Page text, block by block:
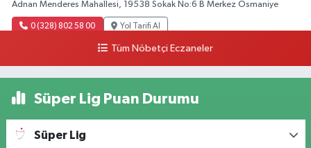
Adnan Menderes Mahallesi, 19538 Sokak No:6 B Merkez Osmaniye
0 (328) 802 58 00 Yol Tarifi Al
Tüm Nöbetçi Eczaneler
Süper Lig Puan Durumu
Süper Lig